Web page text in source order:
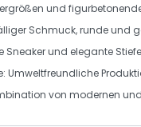
und
Schmuck, runde und
Sneaker und elegante
: Umweltfreundliche
von modernen